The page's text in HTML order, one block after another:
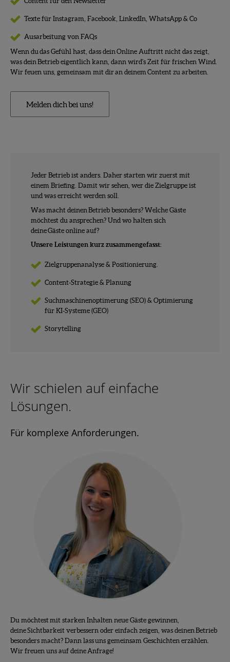
Texte für Instagram, Facebook, LinkedIn, WhatsApp & Co
Ausarbeitung von FAQs
Wenn du das Gefühl hast, dass dein Online Auftritt nicht das zeigt,
was dein Betrieb eigentlich kann, dann wird's Zeit für frischen Wind.
Wir feuen uns, gemeinsam mit dir an deinem Content zu arbeiten.
Melden dich bei uns!
Jeder Betrieb ist anders. Daher starten wir zuerst mit
einem Briefing. Damit wir sehen, wer die Zielgruppe ist
und was erreicht werden soll.
Was macht deinen Betrieb besonders? Welche Gäste
möchtest du ansprechen? Und wo halten sich
deine Gäste online auf?
Unsere Leistungen kurz zusammengefasst:
Zielgruppenanalyse & Positionierung.
Content-Strategie & Planung
Suchmaschinenoptimerung (SEO) & Optimierung
für KI-Systeme (GEO)
Storytelling
Wir schielen auf einfache
Lösungen.
Für komplexe Anforderungen.
Du möchtest mit starken Inhalten neue Gäste gewinnen,
deine Sichtbarkeit verbessern oder einfach zeigen, was deinen Betrieb
besonders macht? Dann lass uns gemeinsam Geschichten erzählen.
Wir freuen uns auf deine Anfrage!